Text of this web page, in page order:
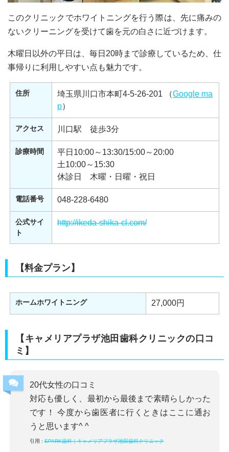
このクリニックでホワイトニングを行う際は、先に痛みの
ないクリーニングを受けて歯を元の白さに近づけます。
木曜日以外の平日は、毎日20時まで診療しているため、仕
事帰りに利用しやすい点も魅力です。
住所 埼玉県川口市本町4-5-26-201 （Google ma
p）
アクセス 川口駅 徒歩3分
診療時間
平日10:00～13:30/15:00～20:00
土10:00～15:30
休診日 木曜・日曜・祝日
電話番号 048-228-6480
公式サイ
ト
http://ikeda-shika-cl.com/
【料金プラン】
ホームホワイトニング 27,000円
【キャメリアプラザ池田歯科クリニックの口コ
ミ】
20代女性の口コミ
対応も優しく、最初から最後まで素晴らしかった
です！ 今度から歯医者に行くときはここに通お
うと思います^ ^
引用 :EPARK歯科｜キャメリアプラザ池田歯科クリニック